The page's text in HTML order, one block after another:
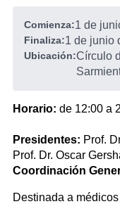
Comienza:1 de
Finaliza:1 de junio
Ubicación:Círculo
Horario: de 12:00 a
Presidentes: Prof.
Prof. Dr. Oscar
Coordinación
Destinada a